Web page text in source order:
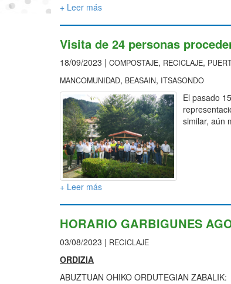
+ Leer más
Visita de 24 personas
18/09/2023 | COMPOSTAJE, RECICLAJE,
MANCOMUNIDAD, BEASAIN, ITSASONDO
El pasado
similar, aún
+ Leer más
HORARIO GARBIGUNES
03/08/2023 | RECICLAJE
ORDIZIA
ABUZTUAN OHIKO ORDUTEGIAN ZABALIK: